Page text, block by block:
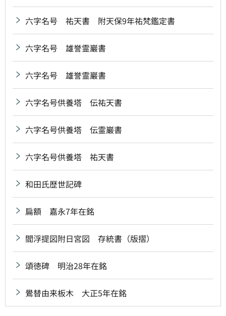
六字名号 祐天書 附天保9年祐梵鑑定書
六字名号 雄誉霊巖書
六字名号 雄誉霊巖書
六字名号供養塔 伝祐天書
六字名号供養塔 伝霊巖書
六字名号供養塔 祐天書
和田氏歴世記碑
扁額 嘉永7年在銘
閻浮提図附日宮図 存統書（版摺）
頌徳碑 明治28年在銘
鷽替由来板木 大正5年在銘